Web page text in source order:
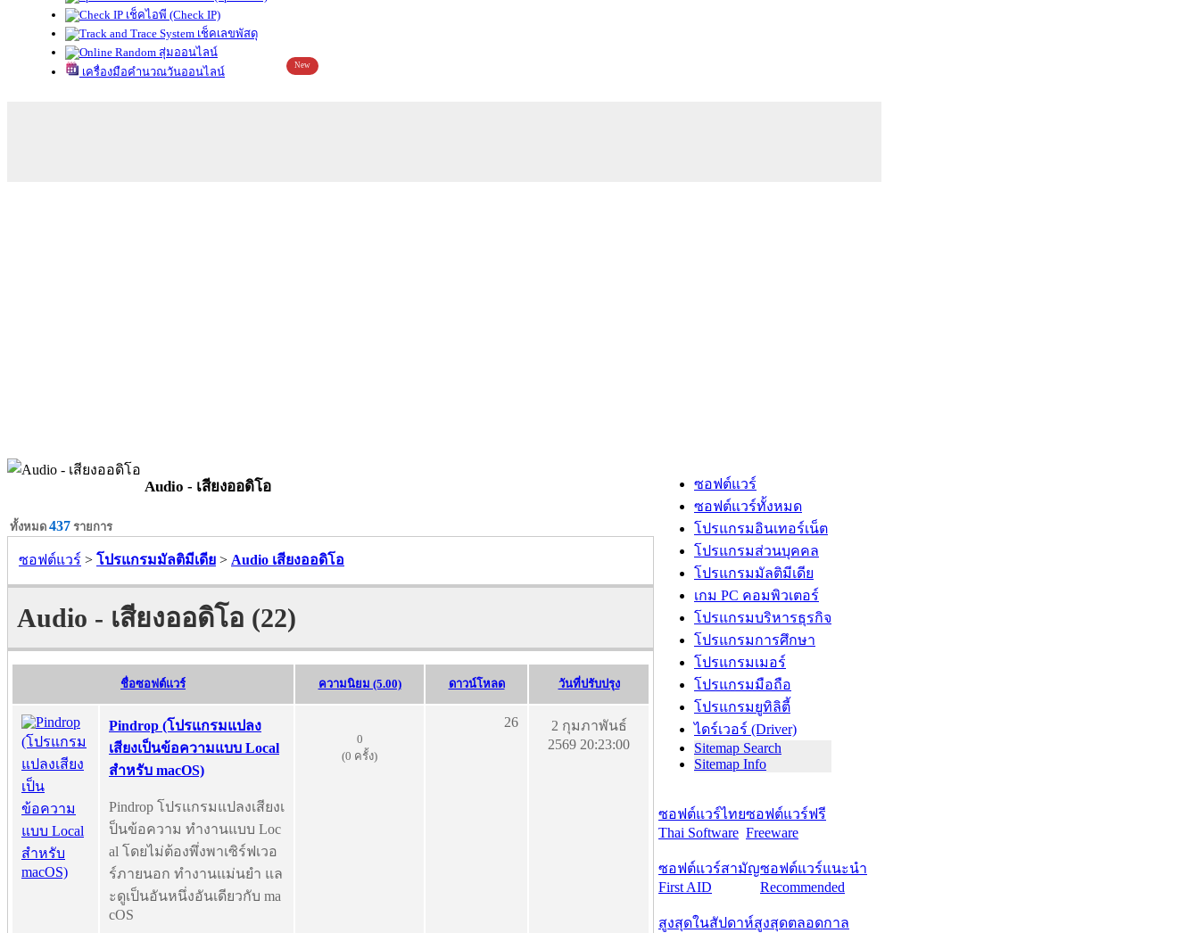
เช็คไอพี (Check IP)
เช็คเลขพัสดุ
สุ่มออนไลน์
เครื่องมือคำนวณวันออนไลน์
New
Audio - เสียงออดิโอ
ทั้งหมด 437 รายการ
ซอฟต์แวร์ > โปรแกรมมัลติมีเดีย > Audio เสียงออดิโอ
Audio - เสียงออดิโอ (22)
ชื่อซอฟต์แวร์ ความนิยม (5.00) ดาวน์โหลด วันที่ปรับปรุง
Pindrop (โปรแกรมแปลง
เสียงเป็นข้อความแบบ Local
สำหรับ macOS)
Pindrop โปรแกรมแปลงเสียงเ
ป็นข้อความ ทำงานแบบ Loc
al โดยไม่ต้องพึ่งพาเซิร์ฟเวอ
ร์ภายนอก ทำงานแม่นยำ แล
ะดูเป็นอันหนึ่งอันเดียวกับ ma
cOS
0
(0 ครั้ง)
26
2 กุมภาพันธ์
2569 20:23:00
ซอฟต์แวร์
ซอฟต์แวร์ทั้งหมด
โปรแกรมอินเทอร์เน็ต
โปรแกรมส่วนบุคคล
โปรแกรมมัลติมีเดีย
เกม PC คอมพิวเตอร์
โปรแกรมบริหารธุรกิจ
โปรแกรมการศึกษา
โปรแกรมเมอร์
โปรแกรมมือถือ
โปรแกรมยูทิลิตี้
ไดร์เวอร์ (Driver)
Sitemap Search
Sitemap Info
ซอฟต์แวร์ไทย
Thai Software
ซอฟต์แวร์ฟรี
Freeware
ซอฟต์แวร์สามัญ
First AID
ซอฟต์แวร์แนะนำ
Recommended
สูงสุดในสัปดาห์สูงสุดตลอดกาล